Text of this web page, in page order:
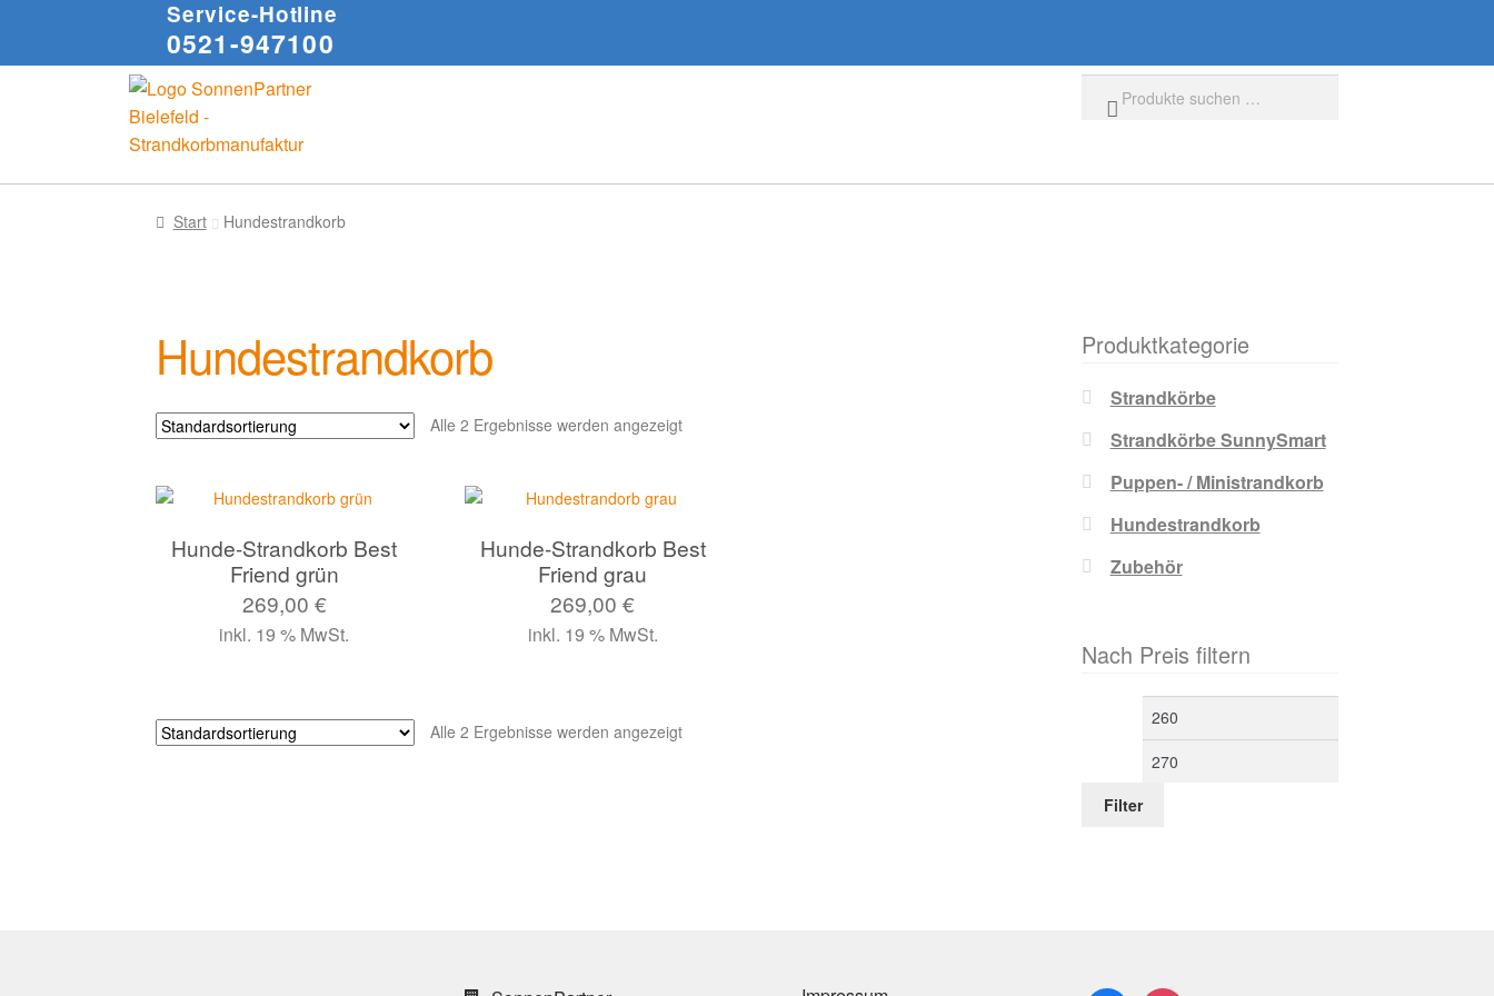
Service-Hotline
0521-947100
Start Hundestrandkorb
Hundestrandkorb
Alle 2 Ergebnisse werden angezeigt
Hunde-Strandkorb Best
Friend grün
269,00 €
inkl. 19 % MwSt.
Hunde-Strandkorb Best
Friend grau
269,00€
inkl. 19 % MwSt.
Alle 2 Ergebnisse werden angezeigt
Produktkategorie
Strandkörbe
Strandkörbe SunnySmart
Puppen- / Ministrandkorb
Hundestrandkorb
Zubehör
Nach Preis filtern
Filter